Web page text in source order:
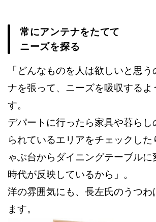
常にアンテナをたてて
ニーズを探る
「どんなものを人は欲しいと思
ナを張って、ニーズを吸収するよ
す。
デパートに行ったら家具や暮らし
られているエリアをチェックした
ゃぶ台からダイニングテーブルに
時代が反映しているから」。
洋の雰囲気にも、長左氏のうつわ
ます。